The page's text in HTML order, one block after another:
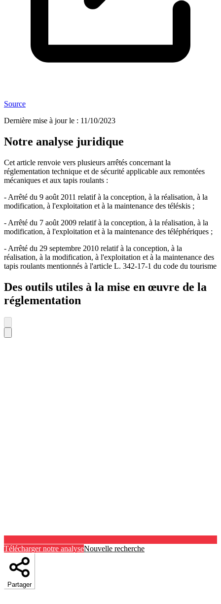
Source
Dernière mise à jour le : 11/10/2023
Notre analyse juridique
Cet article renvoie vers plusieurs arrêtés concernant la
réglementation technique et de sécurité applicable aux remontées
mécaniques et aux tapis roulants :
- Arrêté du 9 août 2011 relatif à la conception, à la réalisation, à la
modification, à l'exploitation et à la maintenance des téléskis ;
- Arrêté du 7 août 2009 relatif à la conception, à la réalisation, à la
modification, à l'exploitation et à la maintenance des téléphériques ;
- Arrêté du 29 septembre 2010 relatif à la conception, à la
réalisation, à la modification, à l'exploitation et à la maintenance des
tapis roulants mentionnés à l'article L. 342-17-1 du code du tourisme
Des outils utiles à la mise en œuvre de la
réglementation
Télécharger notre analyseNouvelle recherche
Partager